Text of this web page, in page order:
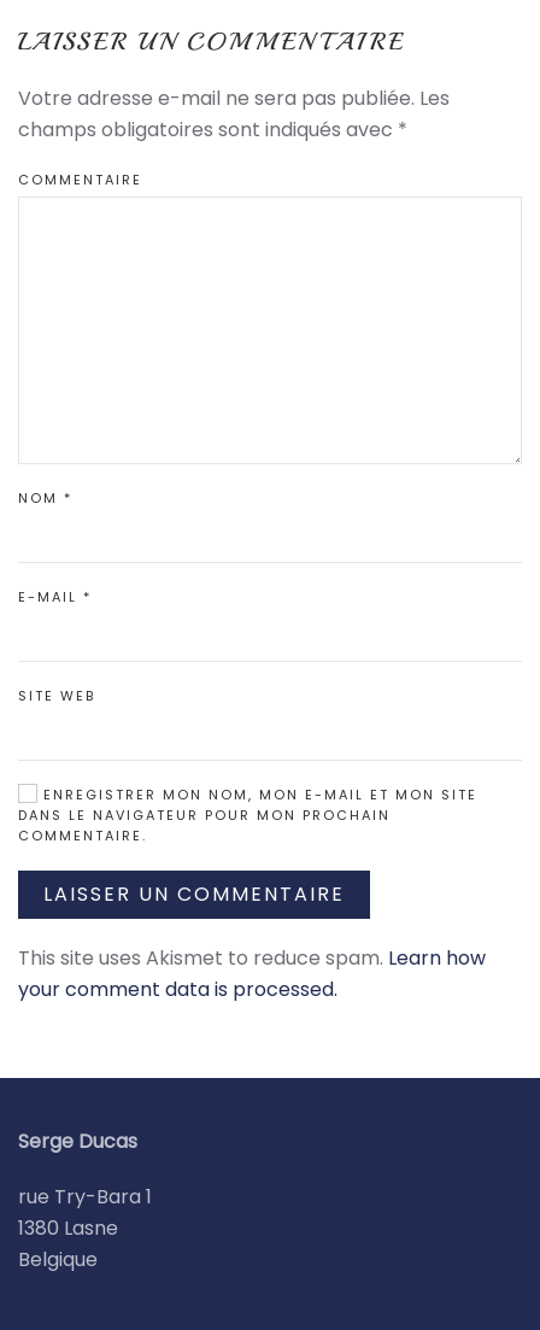
LAISSER UN COMMENTAIRE
Votre adresse e-mail ne sera pas publiée. Les
champs obligatoires sont indiqués avec *
COMMENTAIRE
NOM *
E-MAIL *
SITE WEB
ENREGISTRER MON NOM, MON E-MAIL ET MON SITE
DANS LE NAVIGATEUR POUR MON PROCHAIN
COMMENTAIRE.
LAISSER UN COMMENTAIRE
This site uses Akismet to reduce spam. Learn how
your comment data is processed.
Serge Ducas
rue Try-Bara 1
1380 Lasne
Belgique